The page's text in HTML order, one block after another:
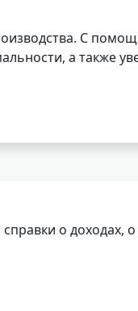
С
а также
о доходах,